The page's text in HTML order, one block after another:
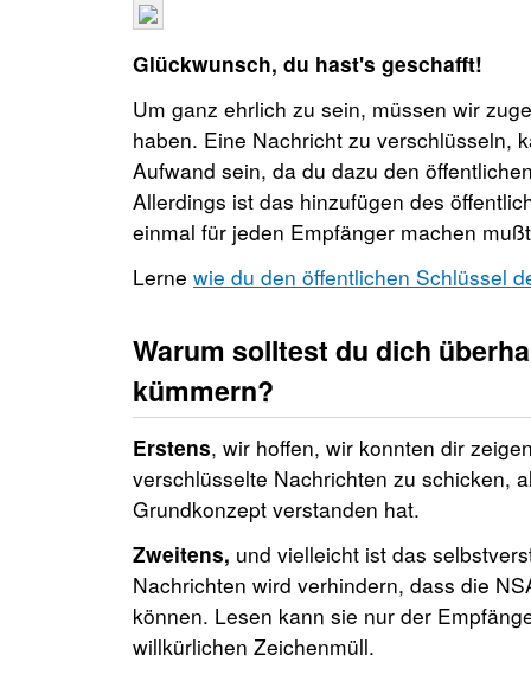
Glückwunsch, du hast's geschafft!
Um ganz ehrlich zu sein, müssen wir
haben. Eine Nachricht zu verschlüsseln,
Aufwand sein, da du dazu den
Allerdings ist das hinzufügen des
einmal für jeden Empfänger machen
Lerne wie du den öffentlichen Schlüssel
Warum solltest du dich
kümmern?
Erstens, wir hoffen, wir konnten dir
verschlüsselte Nachrichten zu schicken,
Grundkonzept verstanden hat.
Zweitens, und vielleicht ist das
Nachrichten wird verhindern, dass die
können. Lesen kann sie nur der
willkürlichen Zeichenmüll.